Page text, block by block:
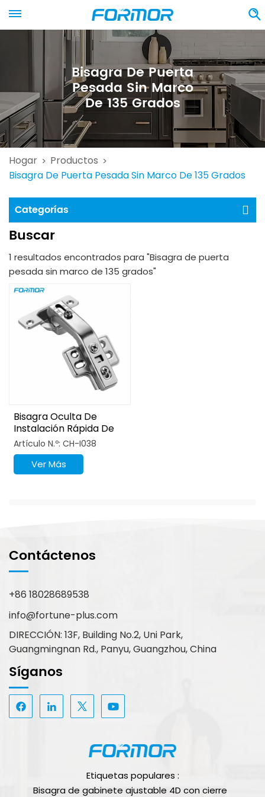
Bisagra De Puerta
Pesada Sin Marco
De 135 Grados
Hogar > Productos >
Bisagra De Puerta Pesada Sin Marco De 135 Grados
Categorías
Buscar
1 resultados encontrados para "Bisagra de puerta
pesada sin marco de 135 grados"
Bisagra Oculta De
Instalación Rápida De
135 Grados
Artículo N.º: CH-I038
Ver Más
Contáctenos
+86 18028689538
info@fortune-plus.com
DIRECCIÓN: 13F, Building No.2, Uni Park,
Guangmingnan Rd., Panyu, Guangzhou, China
Síganos
Etiquetas populares :
Bisagra de gabinete ajustable 4D con cierre